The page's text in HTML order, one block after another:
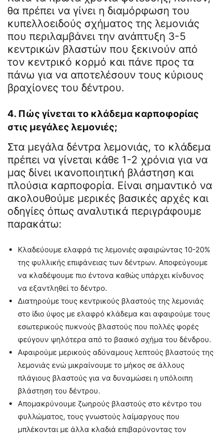
θα πρέπει να γίνει η διαμόρφωση του
κυπελλοειδούς σχήματος της λεμονιάς
που περιλαμβάνει την ανάπτυξη 3-5
κεντρικών βλαστών που ξεκινούν από
τον κεντρικό κορμό και πάνε προς τα
πάνω για να αποτελέσουν τους κύριους
βραχίονες του δέντρου.
4. Πώς γίνεται το κλάδεμα καρποφορίας
στις μεγάλες λεμονιές;
Στα μεγάλα δέντρα λεμονιάς, το κλάδεμα
πρέπει να γίνεται κάθε 1-2 χρόνια για να
μας δίνει ικανοποιητική βλάστηση και
πλούσια καρποφορία. Είναι σημαντικό να
ακολουθούμε μερικές βασικές αρχές και
οδηγίες όπως αναλυτικά περιγράφουμε
παρακάτω:
Κλαδεύουμε ελαφρά τις λεμονιές αφαιρώντας 10-20%
της φυλλικής επιφάνειας των δέντρων. Αποφεύγουμε
να κλαδέψουμε πιο έντονα καθώς υπάρχει κίνδυνος
να εξαντληθεί το δέντρο.
Διατηρούμε τους κεντρικούς βλαστούς της λεμονιάς
στο ίδιο ύψος με ελαφρό κλάδεμα και αφαιρούμε τους
εσωτερικούς πυκνούς βλαστούς που πολλές φορές
φεύγουν ψηλότερα από το βασικό σχήμα του δένδρου.
Αφαιρούμε μερικούς αδύναμους λεπτούς βλαστούς της
λεμονιάς ενώ μικραίνουμε το μήκος σε άλλους
πλάγιους βλαστούς για να δυναμώσει η υπόλοιπη
βλάστηση του δέντρου.
Απομακρύνουμε ζωηρούς βλαστούς στο κέντρο του
φυλλώματος, τους γνωστούς λαίμαργους που
μπλέκονται με άλλα κλαδιά επιβαρύνοντας τον